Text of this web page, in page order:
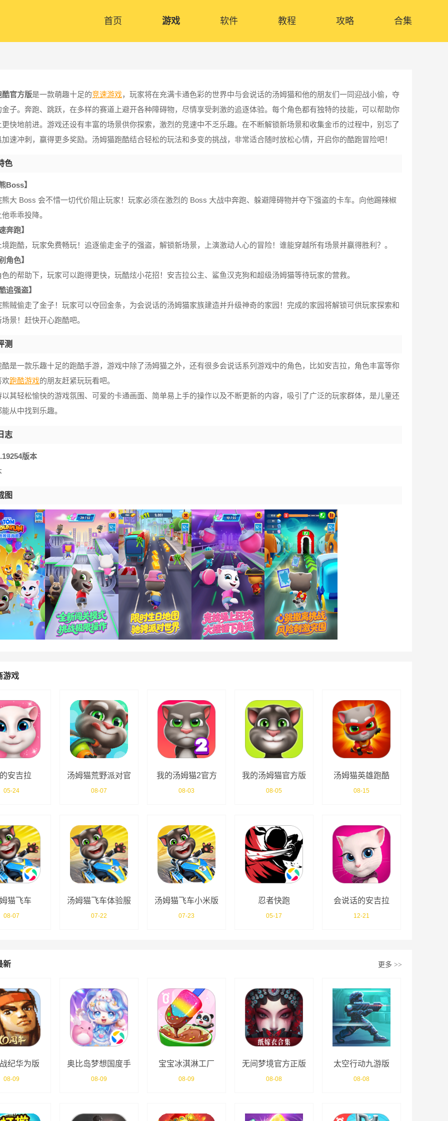
首页 游戏 软件 教程 攻略 合集
酷官方版是一款萌趣十足的竞速游戏，玩家将在充满卡通色彩的世界中与会说话的汤姆猫和他的朋友们一同迎战小偷，夺
金子。奔跑、跳跃，在多样的赛道上避开各种障碍物，尽情享受刺激的追逐体验。每个角色都有独特的技能，可以帮助你
快地前进。游戏还设有丰富的场景供你探索，激烈的竞速中不乏乐趣。在不断解锁新场景和收集金币的过程中，别忘了
速冲刺，赢得更多奖励。汤姆猫跑酷结合轻松的玩法和多变的挑战，非常适合随时放松心情，开启你的酷跑冒险吧！
色
Boss】
熊大 Boss 会不惜一切代价阻止玩家！玩家必须在激烈的 Boss 大战中奔跑、躲避障碍物并夺下强盗的卡车。向他踢辣椒
乖乖投降。
奔跑】
跑酷，玩家免费畅玩！追逐偷走金子的强盗，解锁新场景，上演激动人心的冒险！谁能穿越所有场景并赢得胜利？。
角色】
的帮助下，玩家可以跑得更快，玩酷炫小花招！安吉拉公主、鲨鱼汉克狗和超级汤姆猫等待玩家的营救。
追强盗】
熊贼偷走了金子！玩家可以夺回金条，为会说话的汤姆猫家族建造并升级神奇的家园！完成的家园将解锁可供玩家探索和
景！赶快开心跑酷吧。
测
酷是一款乐趣十足的跑酷手游，游戏中除了汤姆猫之外，还有很多会说话系列游戏中的角色，比如安吉拉，角色丰富等你
欢跑酷游戏的朋友赶紧玩玩看吧。
以其轻松愉快的游戏氛围、可爱的卡通画面、简单易上手的操作以及不断更新的内容，吸引了广泛的玩家群体，是儿童还
从中找到乐趣。
志
版本
图
游戏
安吉拉
05-24
汤姆猫荒野派对官
方版
08-07
我的汤姆猫2官方
正版
08-03
我的汤姆猫官方版
08-05
汤姆猫英雄跑酷
08-15
猫飞车
08-07
汤姆猫飞车体验服
07-22
汤姆猫飞车小米版
07-23
忍者快跑
05-17
会说话的安吉拉
12-21
新 更多 >>
纪华为版
08-09
奥比岛梦想国度手
游
08-09
宝宝冰淇淋工厂
08-09
无间梦境官方正版
08-08
太空行动九游版
08-08